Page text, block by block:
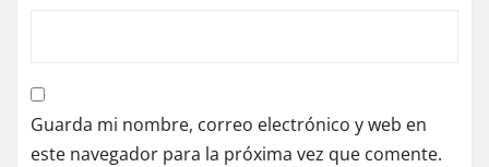
Guarda mi nombre, correo electrónico y web en
este navegador para la próxima vez que comente.